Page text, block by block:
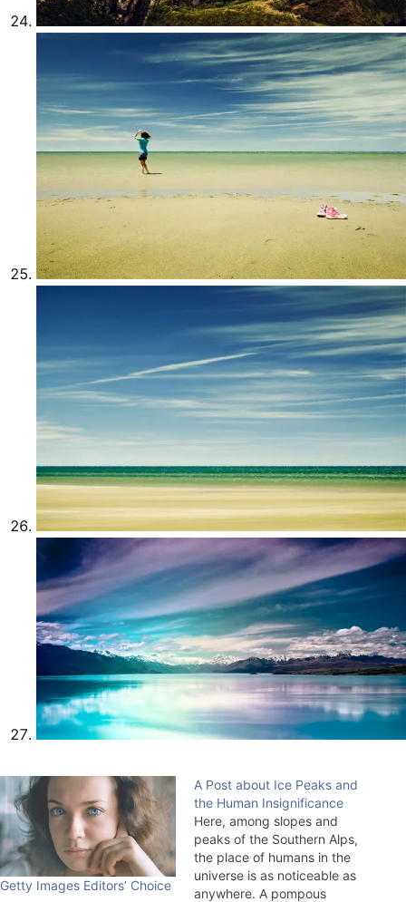
Getty Images Editors’ Choice
A Post about Ice Peaks and
the Human Insignificance
Here, among slopes and
peaks of the Southern Alps,
the place of humans in the
universe is as noticeable as
anywhere. A pompous